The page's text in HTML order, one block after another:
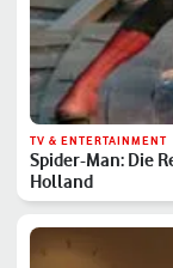
TV & ENTERTAINMENT
Spider-Man: Die
Holland